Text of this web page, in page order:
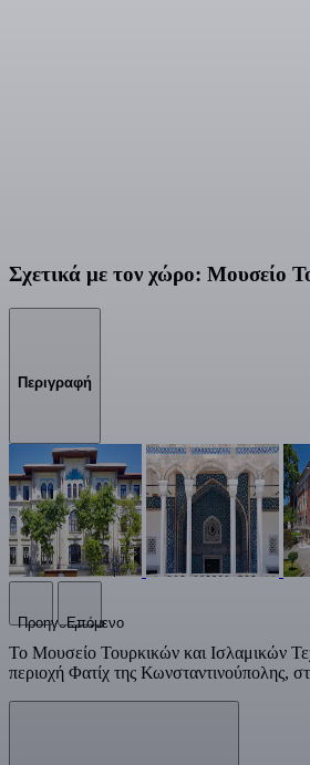
Σχετικά με τον χώρο: Μουσείο
Περιγραφή
Προηγούμενο
Επόμενο
Το Μουσείο Τουρκικών και Ισλαμικών
περιοχή Φατίχ της Κωνσταντινούπολης,